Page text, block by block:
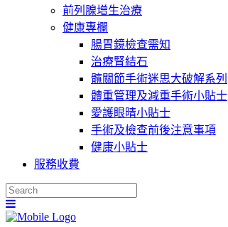
前列腺增生治療
健康專欄
腸胃鏡檢查需知
治療腎結石
髖關節手術迷思大破解系列
體重管理及減重手術小貼士
愛護眼晴小貼士
手術及檢查前後注意事項
健康小貼士
服務收費